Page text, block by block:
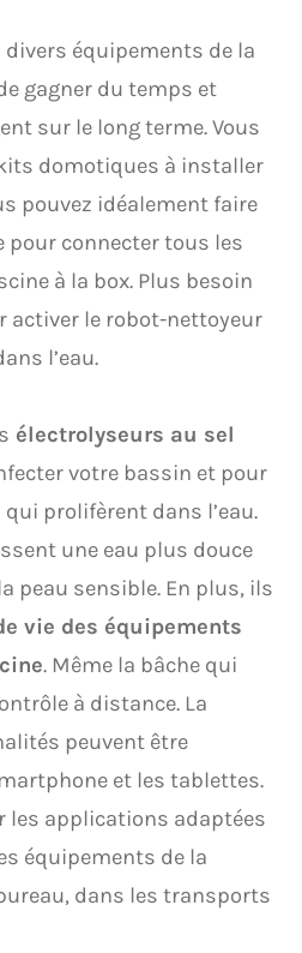
équipements de la
gagner du temps et
sur le long terme. Vous
domotiques à installer
pouvez idéalement faire
pour connecter tous les
à la box. Plus besoin
activer le robot-nettoyeur
l’eau.
électrolyseurs au sel
votre bassin et pour
prolifèrent dans l’eau.
une eau plus douce
peau sensible. En plus, ils
vie des équipements
. Même la bâche qui
à distance. La
peuvent être
et les tablettes.
les applications adaptées
équipements de la
dans les transports